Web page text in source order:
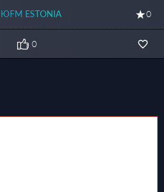
ЮFM ESTONIA 0
0